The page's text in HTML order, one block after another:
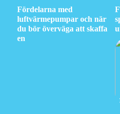
Fördelarna med
luftvärmepumpar och när
du bör överväga att skaffa
en